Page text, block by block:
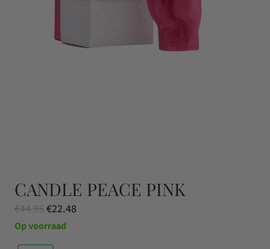
CANDLE PEACE PINK
€44.95Oorspronkelijke
prijs
was:
€22.48Huidige
Op voorraad